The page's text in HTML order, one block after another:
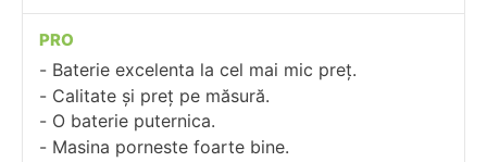
PRO
Baterie excelenta la cel mai mic preț.
Calitate și preț pe măsură.
O baterie puternica.
Masina porneste foarte bine.